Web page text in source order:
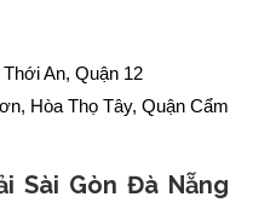
An, Quận 12
Hòa Thọ Tây, Quận Cẩm
Sài Gòn Đà Nẵng